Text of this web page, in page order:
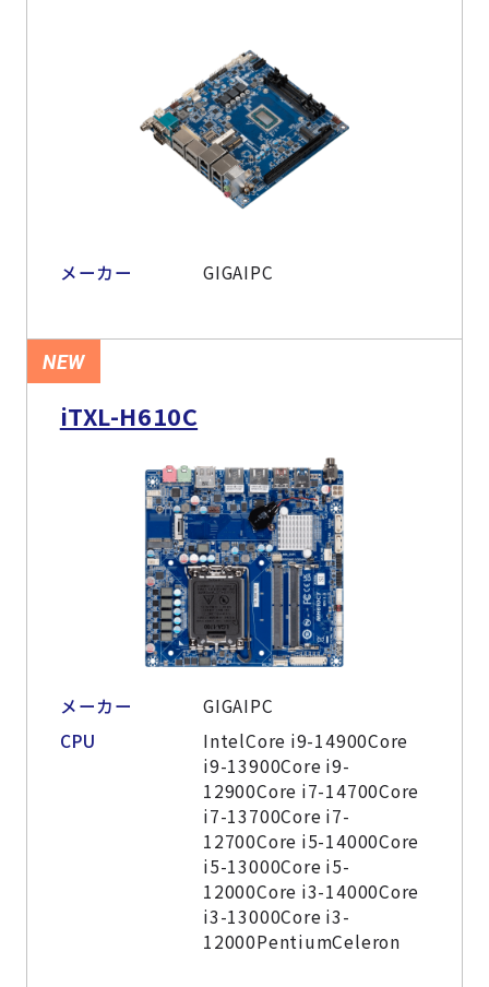
メーカー GIGAIPC
NEW
iTXL-H610C
メーカー
GIGAIPC
CPU
IntelCore i9-14900Core
i9-13900Core i9-
12900Core i7-14700Core
i7-13700Core i7-
12700Core i5-14000Core
i5-13000Core i5-
12000Core i3-14000Core
i3-13000Core i3-
12000PentiumCeleron